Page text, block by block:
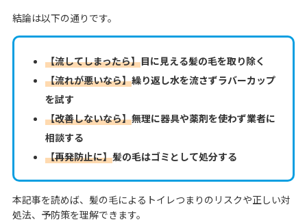
結論は以下の通りです。
【流してしまったら】目に見える髪の毛を取り除く
【流れが悪いなら】繰り返し水を流さずラバーカップ
を試す
【改善しないなら】無理に器具や薬剤を使わず業者に
相談する
【再発防止に】髪の毛はゴミとして処分する
本記事を読めば、髪の毛によるトイレつまりのリスクや正しい対
処法、予防策を理解できます。